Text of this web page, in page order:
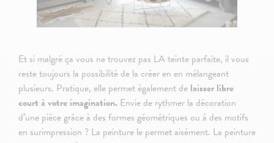
Et si malgré ça vous ne trouvez pas LA teinte parfaite, il vous
reste toujours la possibilité de la créer en en mélangeant
plusieurs. Pratique, elle permet également de laisser libre
court à votre imagination. Envie de rythmer la décoration
d’une pièce grâce à des formes géométriques ou à des motifs
en surimpression ? La peinture le permet aisément. La peinture